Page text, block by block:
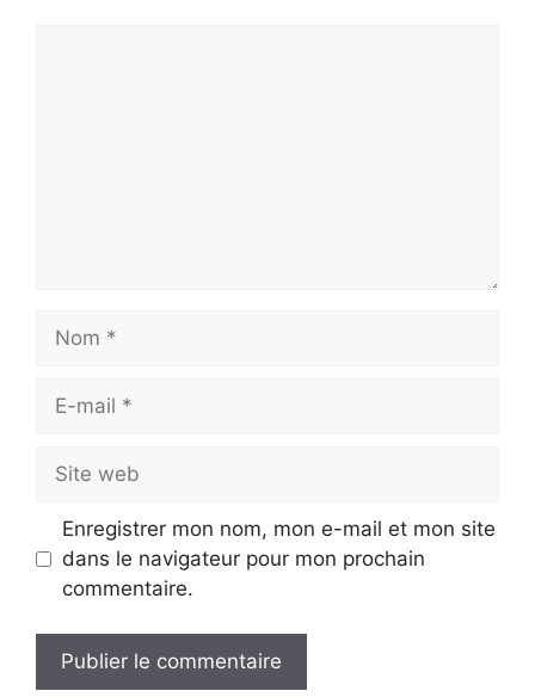
mail
web
Enregistrer mon nom, mon e-mail et mon site
dans le navigateur pour mon prochain
commentaire.